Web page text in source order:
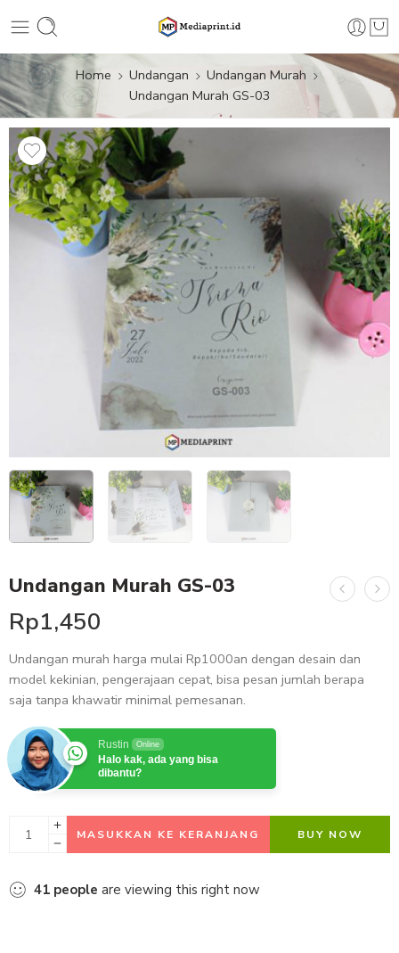
Home Undangan
Undangan Murah
Undangan Murah GS-03
Undangan Murah GS-03
Rp1,450
Undangan murah harga mulai Rp1000an dengan desain dan
model kekinian, pengerajaan cepat, bisa pesan jumlah berapa
saja tanpa khawatir minimal pemesanan.
Rustin Online
Halo kak, ada yang bisa
dibantu?
MASUKKAN KE KERANJANG BUY NOW
41 people are viewing this right now